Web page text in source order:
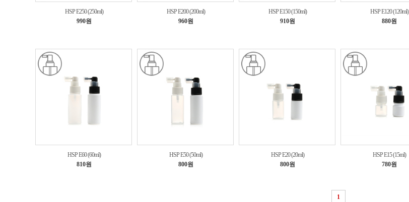
HSP E250 (250ml)
990원
HSP E200 (200ml)
960원
HSP E150 (150ml)
910원
HSP E120 (120ml)
880원
HSP E60 (60ml)
810원
HSP E50 (50ml)
800원
HSP E20 (20ml)
800원
HSP E15 (15ml)
780원
1